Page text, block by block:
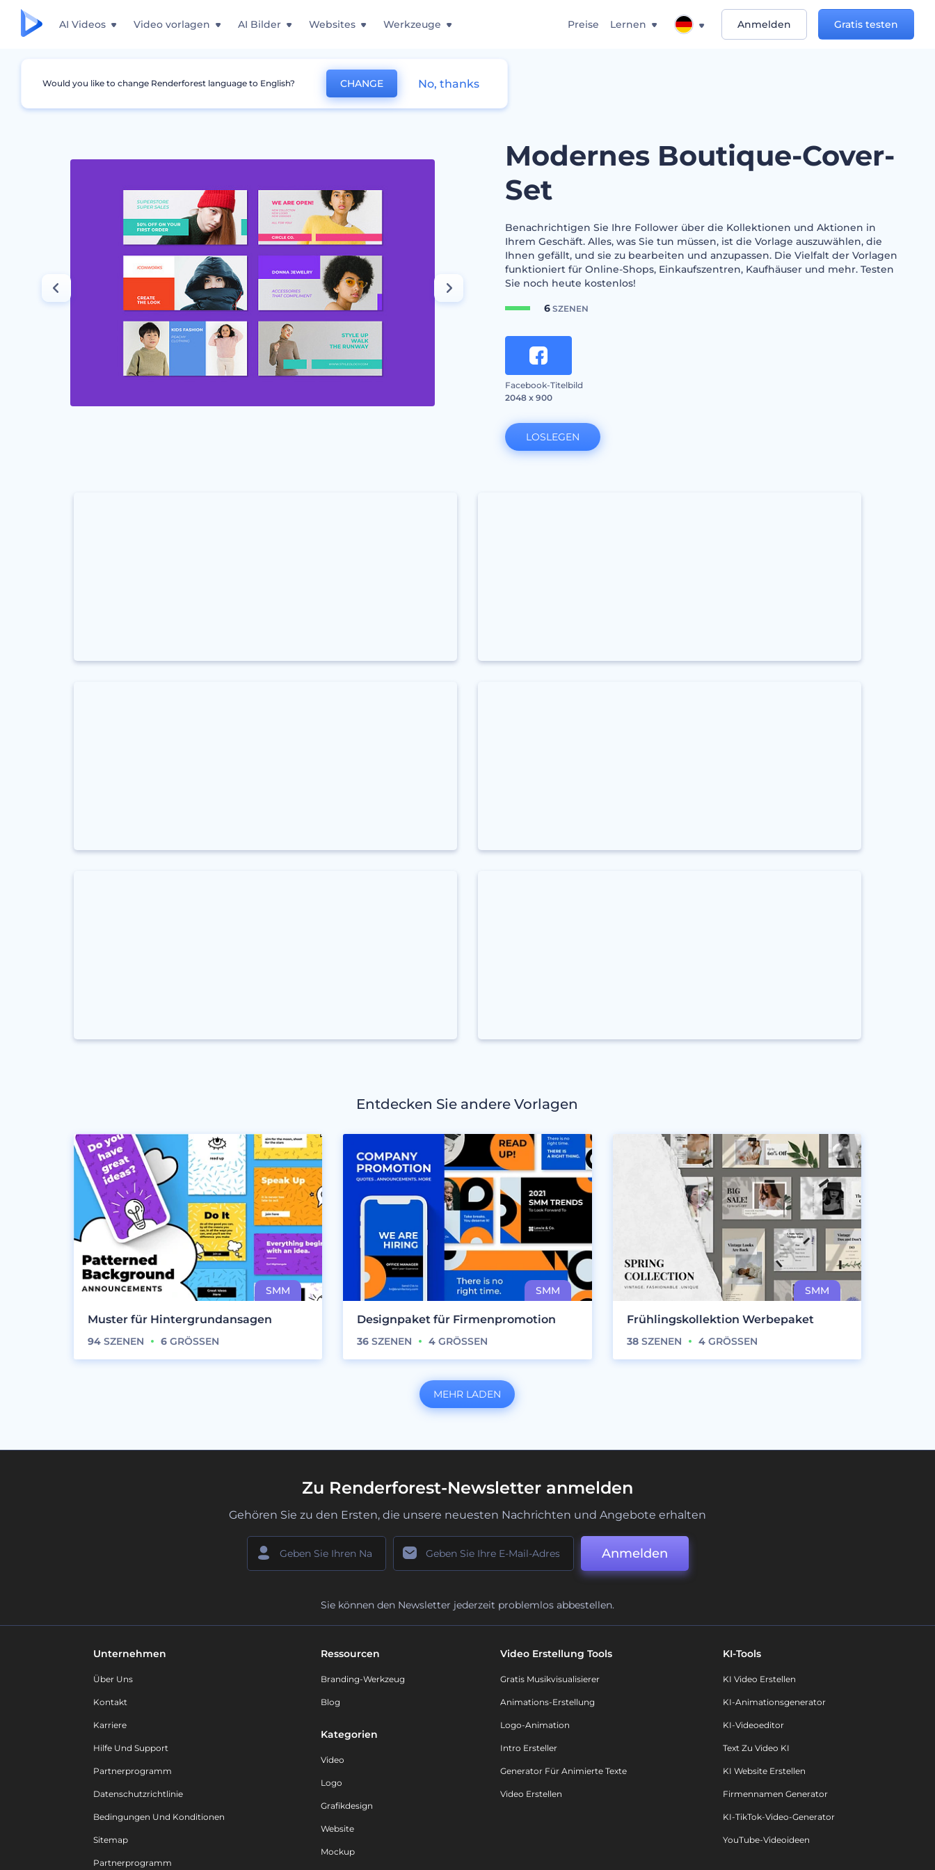
AI Videos Video vorlagen AI Bilder Websites Werkzeuge Preise Lernen Anmelden Gratis testen
Grafiken Facebook Titelbild Modernes Boutique-Cover-Set
Modernes Boutique-Cover-
Set
Benachrichtigen Sie Ihre Follower über die Kollektionen und Aktionen in
Ihrem Geschäft. Alles, was Sie tun müssen, ist die Vorlage auszuwählen, die
Ihnen gefällt, und sie zu bearbeiten und anzupassen. Die Vielfalt der Vorlagen
funktioniert für Online-Shops, Einkaufszentren, Kaufhäuser und mehr. Testen
Sie noch heute kostenlos!
6SZENEN
Facebook-Titelbild
2048 x 900
LOSLEGEN
Entdecken Sie andere Vorlagen
Muster für Hintergrundansagen
94 SZENEN 6 GRÖSSEN
Designpaket für Firmenpromotion
36 SZENEN 4 GRÖSSEN
Frühlingskollektion Werbepaket
38SZENEN 4GRÖSSEN
MEHR LADEN
Zu Renderforest-Newsletter anmelden
Gehören Sie zu den Ersten, die unsere neuesten Nachrichten und Angebote erhalten
Anmelden
Sie können den Newsletter jederzeit problemlos abbestellen.
Unternehmen
Über Uns
Kontakt
Karriere
Hilfe Und Support
Partnerprogramm
Datenschutzrichtlinie
Bedingungen Und Konditionen
Sitemap
Partnerprogramm
Ressourcen
Branding-Werkzeug
Blog
Kategorien
Video
Logo
Grafikdesign
Website
Mockup
Video Erstellung Tools
Gratis Musikvisualisierer
Animations-Erstellung
Logo-Animation
Intro Ersteller
Generator Für Animierte Texte
Video Erstellen
KI-Tools
KI Video Erstellen
KI-Animationsgenerator
KI-Videoeditor
Text Zu Video KI
KI Website Erstellen
Firmennamen Generator
KI-TikTok-Video-Generator
YouTube-Videoideen
Would you like to change Renderforest language to English? CHANGE No, thanks